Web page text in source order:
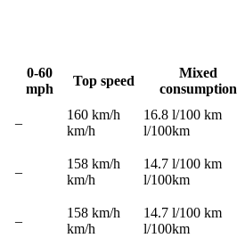
0-60
mph
Top speed
Mixed
consumption
–
160 km/h
km/h
16.8 l/100 km
l/100km
–
158 km/h
km/h
14.7 l/100 km
l/100km
–
158 km/h
km/h
14.7 l/100 km
l/100km